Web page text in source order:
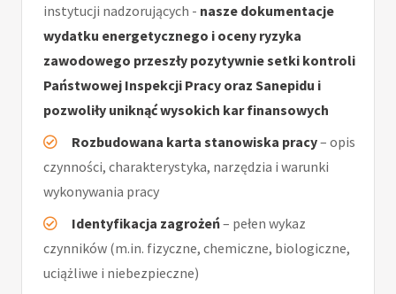
instytucji nadzorujących - nasze dokumentacje
wydatku energetycznego i oceny ryzyka
zawodowego przeszły pozytywnie setki kontroli
Państwowej Inspekcji Pracy oraz Sanepidu i
pozwoliły uniknąć wysokich kar finansowych
Rozbudowana karta stanowiska pracy– opis
czynności, charakterystyka, narzędzia i warunki
wykonywania pracy
Identyfikacja zagrożeń– pełen wykaz
czynników (m.in. fizyczne, chemiczne, biologiczne,
uciążliwe i niebezpieczne)